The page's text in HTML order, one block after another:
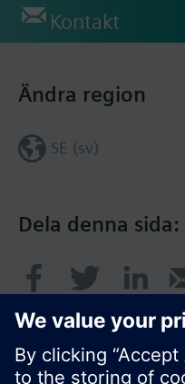
Kontakt
Dela denna sida:
Ändra region
SE (sv)